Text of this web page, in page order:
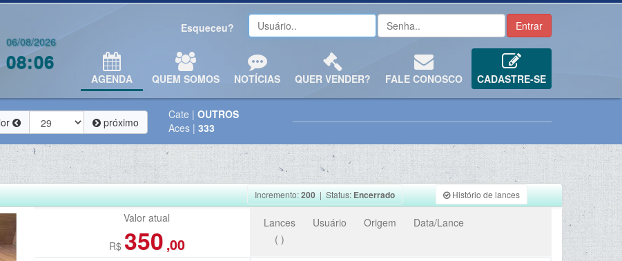
06/08/2026
08:06
Esqueceu?
AGENDA QUEM SOMOS NOTÍCIAS QUER VENDER? FALE CONOSCO CADASTRE-SE
próximo
Cate | OUTROS
Aces | 333
Incremento:200 | Status:Encerrado Histório de lances
Valor atual
R$ 350 ,00
Lances
( )
Usuário Origem Data/Lance